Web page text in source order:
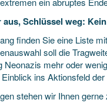
aus, Schlüssel weg:
finden Sie eine Liste
soll die
Neonazis mehr oder
ins Aktionsfeld
stehen wir Ihnen